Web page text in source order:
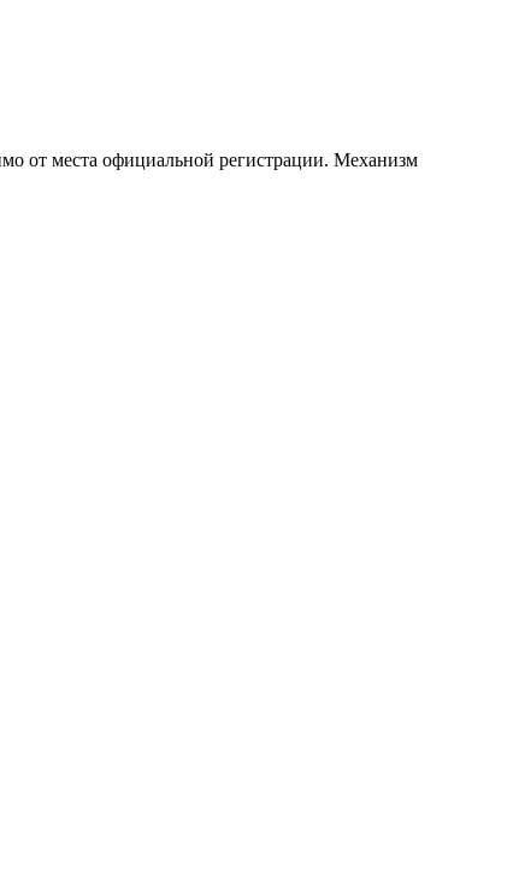
от места официальной регистрации. Механизм